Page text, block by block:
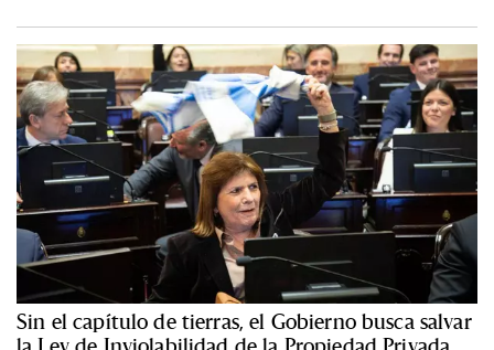
Sin el capítulo de tierras, el Gobierno busca salvar